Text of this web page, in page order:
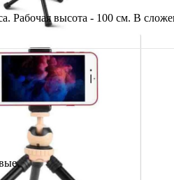
высота - 100 см. В